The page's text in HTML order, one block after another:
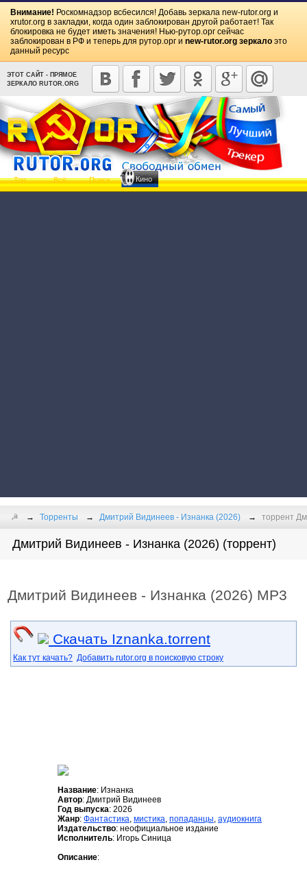
Внимание! Роскомнадзор всбесился! Добавь зеркала new-rutor.org и
xrutor.org в закладки, когда один заблокирован другой работает! Так
блокировка не будет иметь значения! Нью-рутор.орг сейчас
заблокирован в РФ и теперь для рутор.орг и new-rutor.org зеркало это
данный ресурс
ЭТОТ САЙТ - ПРЯМОЕ
ЗЕРКАЛО RUTOR.ORG
☭ Торренты Дмитрий Видинеев - Изнанка (2026) торрент
Дмитрий Видинеев - Изнанка (2026) (торрент)
Дмитрий Видинеев - Изнанка (2026) MP3
Скачать Iznanka.torrent
Как тут качать? Добавить rutor.org в поисковую строку
Название: Изнанка
Автор: Дмитрий Видинеев
Год выпуска: 2026
Жанр: Фантастика, мистика, попаданцы, аудиокнига
Издательство: неофициальное издание
Исполнитель: Игорь Синица
Описание: